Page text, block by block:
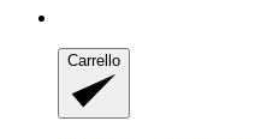
Carrello